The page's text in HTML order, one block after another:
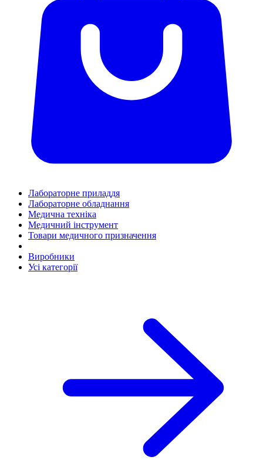
Лабораторне приладдя
Лабораторне обладнання
Медична техніка
Медичний інструмент
Товари медичного призначення
Виробники
Усі категорії